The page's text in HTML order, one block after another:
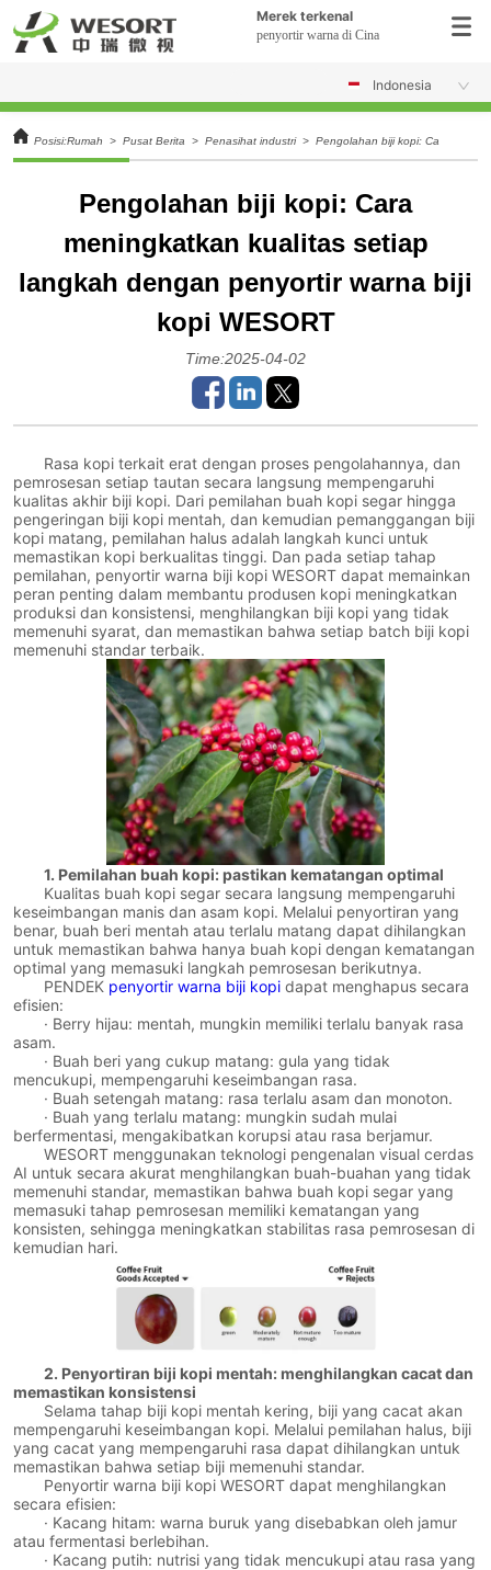
Merek terkenal
penyortir warna di Cina
Indonesia
Posisi:Rumah > Pusat Berita > Penasihat industri > Pengolahan biji kopi: Cara
Pengolahan biji kopi: Cara
meningkatkan kualitas setiap
langkah dengan penyortir warna biji
kopi WESORT
Time:2025-04-02
Rasa kopi terkait erat dengan proses pengolahannya, dan
pemrosesan setiap tautan secara langsung mempengaruhi
kualitas akhir biji kopi. Dari pemilahan buah kopi segar hingga
pengeringan biji kopi mentah, dan kemudian pemanggangan biji
kopi matang, pemilahan halus adalah langkah kunci untuk
memastikan kopi berkualitas tinggi. Dan pada setiap tahap
pemilahan, penyortir warna biji kopi WESORT dapat memainkan
peran penting dalam membantu produsen kopi meningkatkan
produksi dan konsistensi, menghilangkan biji kopi yang tidak
memenuhi syarat, dan memastikan bahwa setiap batch biji kopi
memenuhi standar terbaik.
1. Pemilahan buah kopi: pastikan kematangan optimal
Kualitas buah kopi segar secara langsung mempengaruhi
keseimbangan manis dan asam kopi. Melalui penyortiran yang
benar, buah beri mentah atau terlalu matang dapat dihilangkan
untuk memastikan bahwa hanya buah kopi dengan kematangan
optimal yang memasuki langkah pemrosesan berikutnya.
PENDEK penyortir warna biji kopi dapat menghapus secara
efisien:
· Berry hijau: mentah, mungkin memiliki terlalu banyak rasa
asam.
· Buah beri yang cukup matang: gula yang tidak
mencukupi, mempengaruhi keseimbangan rasa.
· Buah setengah matang: rasa terlalu asam dan monoton.
· Buah yang terlalu matang: mungkin sudah mulai
berfermentasi, mengakibatkan korupsi atau rasa berjamur.
WESORT menggunakan teknologi pengenalan visual cerdas
AI untuk secara akurat menghilangkan buah-buahan yang tidak
memenuhi standar, memastikan bahwa buah kopi segar yang
memasuki tahap pemrosesan memiliki kematangan yang
konsisten, sehingga meningkatkan stabilitas rasa pemrosesan di
kemudian hari.
2. Penyortiran biji kopi mentah: menghilangkan cacat dan
memastikan konsistensi
Selama tahap biji kopi mentah kering, biji yang cacat akan
mempengaruhi keseimbangan kopi. Melalui pemilahan halus, biji
yang cacat yang mempengaruhi rasa dapat dihilangkan untuk
memastikan bahwa setiap biji memenuhi standar.
Penyortir warna biji kopi WESORT dapat menghilangkan
secara efisien:
· Kacang hitam: warna buruk yang disebabkan oleh jamur
atau fermentasi berlebihan.
· Kacang putih: nutrisi yang tidak mencukupi atau rasa yang